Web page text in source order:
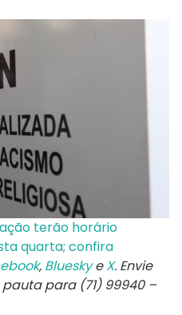
terão horário
quarta; confira
, BlueskyeX. Envie
para (71) 99940 –